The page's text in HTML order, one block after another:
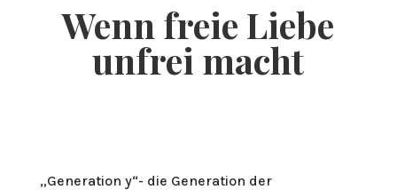
Wenn freie Liebe
unfrei macht
„Generation y“- die Generation der